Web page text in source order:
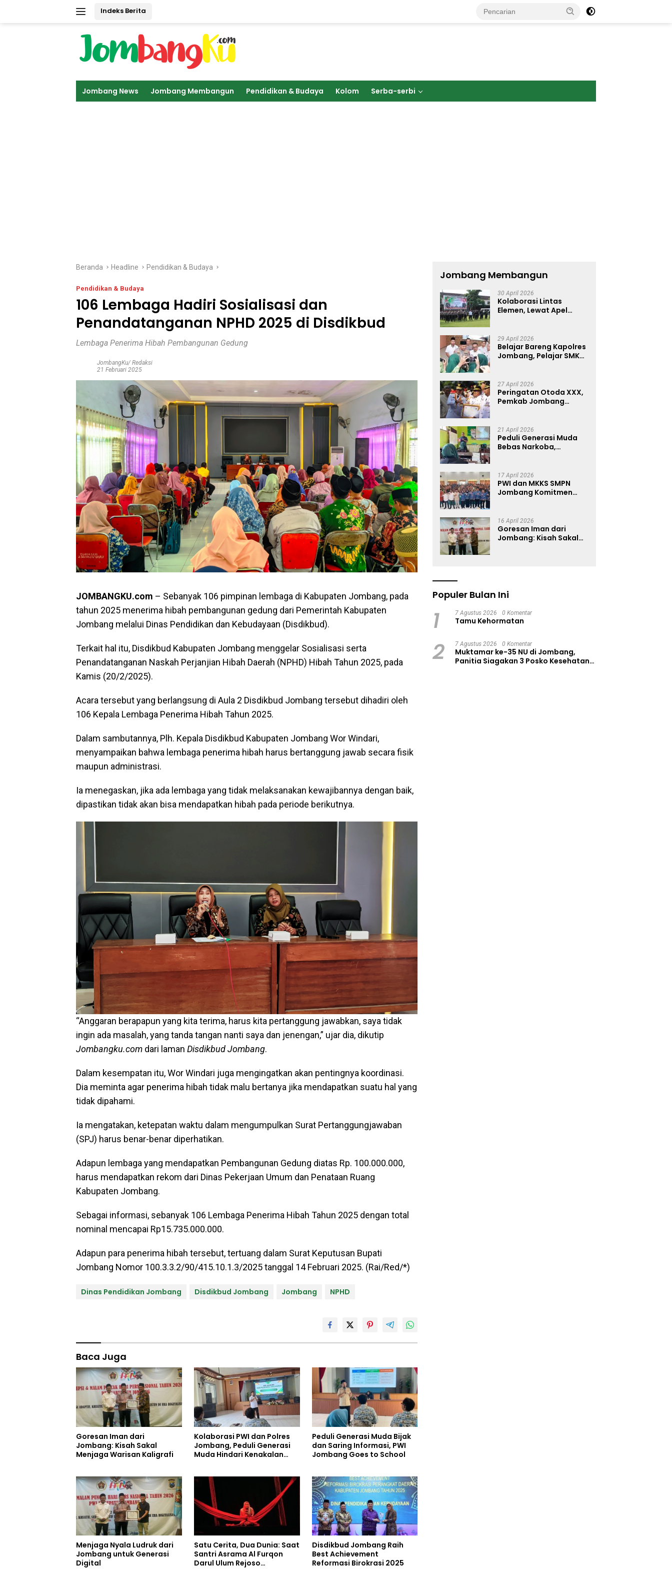
Indeks Berita
Jombang News Jombang Membangun Pendidikan & Budaya Kolom Serba-serbi
Beranda Headline Pendidikan & Budaya
Pendidikan & Budaya
106 Lembaga Hadiri Sosialisasi dan
Penandatanganan NPHD 2025 di Disdikbud
Lembaga Penerima Hibah Pembangunan Gedung
JombangKu/ Redaksi
21 Februari 2025
JOMBANGKU.com – Sebanyak 106 pimpinan lembaga di Kabupaten Jombang, pada
tahun 2025 menerima hibah pembangunan gedung dari Pemerintah Kabupaten
Jombang melalui Dinas Pendidikan dan Kebudayaan (Disdikbud).
Terkait hal itu, Disdikbud Kabupaten Jombang menggelar Sosialisasi serta
Penandatanganan Naskah Perjanjian Hibah Daerah (NPHD) Hibah Tahun 2025, pada
Kamis (20/2/2025).
Acara tersebut yang berlangsung di Aula 2 Disdikbud Jombang tersebut dihadiri oleh
106 Kepala Lembaga Penerima Hibah Tahun 2025.
Dalam sambutannya, Plh. Kepala Disdikbud Kabupaten Jombang Wor Windari,
menyampaikan bahwa lembaga penerima hibah harus bertanggung jawab secara fisik
maupun administrasi.
Ia menegaskan, jika ada lembaga yang tidak melaksanakan kewajibannya dengan baik,
dipastikan tidak akan bisa mendapatkan hibah pada periode berikutnya.
“Anggaran berapapun yang kita terima, harus kita pertanggung jawabkan, saya tidak
ingin ada masalah, yang tanda tangan nanti saya dan jenengan,” ujar dia, dikutip
Jombangku.com dari laman Disdikbud Jombang.
Dalam kesempatan itu, Wor Windari juga mengingatkan akan pentingnya koordinasi.
Dia meminta agar penerima hibah tidak malu bertanya jika mendapatkan suatu hal yang
tidak dipahami.
Ia mengatakan, ketepatan waktu dalam mengumpulkan Surat Pertanggungjawaban
(SPJ) harus benar-benar diperhatikan.
Adapun lembaga yang mendapatkan Pembangunan Gedung diatas Rp. 100.000.000,
harus mendapatkan rekom dari Dinas Pekerjaan Umum dan Penataan Ruang
Kabupaten Jombang.
Sebagai informasi, sebanyak 106 Lembaga Penerima Hibah Tahun 2025 dengan total
nominal mencapai Rp15.735.000.000.
Adapun para penerima hibah tersebut, tertuang dalam Surat Keputusan Bupati
Jombang Nomor 100.3.3.2/90/415.10.1.3/2025 tanggal 14 Februari 2025. (Rai/Red/*)
Dinas Pendidikan Jombang Disdikbud Jombang Jombang NPHD
Baca Juga
Goresan Iman dari
Jombang: Kisah Sakal
Menjaga Warisan Kaligrafi
Kolaborasi PWI dan Polres
Jombang, Peduli Generasi
Muda Hindari Kenakalan
Peduli Generasi Muda Bijak
dan Saring Informasi, PWI
Jombang Goes to School
Menjaga Nyala Ludruk dari
Jombang untuk Generasi
Digital
Satu Cerita, Dua Dunia: Saat
Santri Asrama Al Furqon
Darul Ulum Rejoso
Disdikbud Jombang Raih
Best Achievement
Reformasi Birokrasi 2025
Jombang Membangun
30 April 2026
Kolaborasi Lintas
Elemen, Lewat Apel
Jaga Kondusifitas
29 April 2026
Belajar Bareng Kapolres
Jombang, Pelajar SMKN
Simulasi Wawancara
Jurnalistik
27 April 2026
Peringatan Otoda XXX,
Pemkab Jombang
21 April 2026
Peduli Generasi Muda
Bebas Narkoba,
Madrasah
17 April 2026
PWI dan MKKS SMPN
Jombang Komitmen
Edukasi Jurnalistik
16 April 2026
Goresan Iman dari
Jombang: Kisah Sakal
Populer Bulan Ini
1 7 Agustus 2026 0 Komentar
Tamu Kehormatan
2 7 Agustus 2026 0 Komentar
Muktamar ke-35 NU di Jombang,
Panitia Siagakan 3 Posko Kesehatan